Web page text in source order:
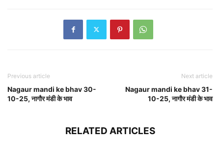
Previous article
Nagaur mandi ke bhav 30-
10-25, नागौर मंडी के भाव
Next article
Nagaur mandi ke bhav 31-
10-25, नागौर मंडी के भाव
RELATED ARTICLES